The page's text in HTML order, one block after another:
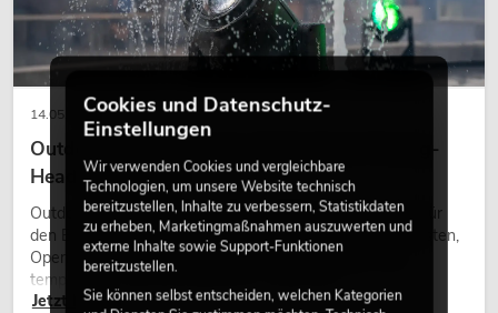
449,00€
14.05.2026
Outdoor Moving-Heads: Wetterfeste Moving-
Heads bei Events
Outdoor Moving-Heads sind bewegliche Scheinwerfer für
den Einsatz im Freien. Sie werden bei Festivals, Stadtfesten,
Open-Air-Konzerten, Architekturinszenierungen und
temporären Außeninstallationen eingesetzt.
Jetzt lesen
Cookies und Datenschutz-
Einstellungen
Wir verwenden Cookies und vergleichbare
Technologien, um unsere Website technisch
bereitzustellen, Inhalte zu verbessern, Statistikdaten
zu erheben, Marketingmaßnahmen auszuwerten und
externe Inhalte sowie Support-Funktionen
bereitzustellen.
Sie können selbst entscheiden, welchen Kategorien